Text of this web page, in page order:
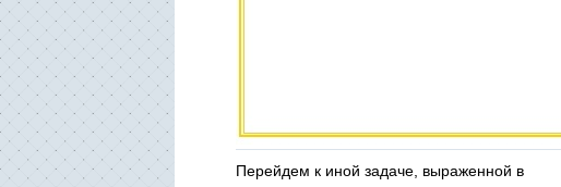
Перейдем к иной задаче, выраженной в